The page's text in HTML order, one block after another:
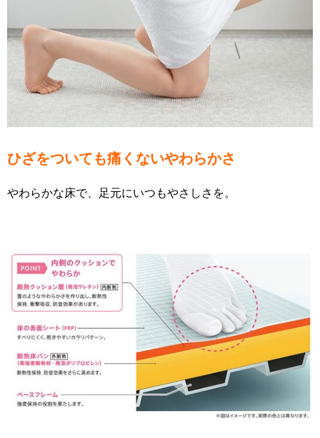
ひざをついても痛くないやわらかさ
やわらかな床で、足元にいつもやさしさを。